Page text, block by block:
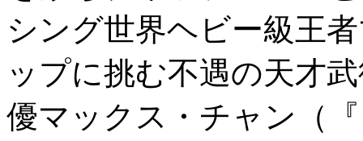
シング世界ヘビー級王
ップに挑む不遇の天才
優マックス・チャン（